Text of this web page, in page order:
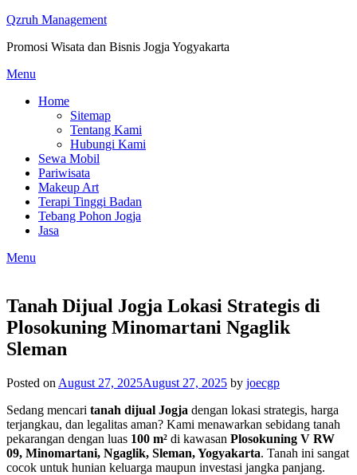
Skip
content
Qzruh Management
Promosi Wisata dan Bisnis Jogja Yogyakarta
Menu
Home
Sitemap
Tentang Kami
Hubungi Kami
Sewa Mobil
Pariwisata
Makeup Art
Terapi Tinggi Badan
Tebang Pohon Jogja
Jasa
Menu
Tanah Dijual Jogja Lokasi Strategis di
Plosokuning Minomartani Ngaglik
Sleman
Posted on August 27, 2025August 27, 2025 by joecgp
Sedang mencari tanah dijual Jogja dengan lokasi strategis, harga
terjangkau, dan legalitas aman? Kami menawarkan sebidang tanah
pekarangan dengan luas 100 m² di kawasan Plosokuning V RW
09, Minomartani, Ngaglik, Sleman, Yogyakarta. Tanah ini sangat
cocok untuk hunian keluarga maupun investasi jangka panjang.